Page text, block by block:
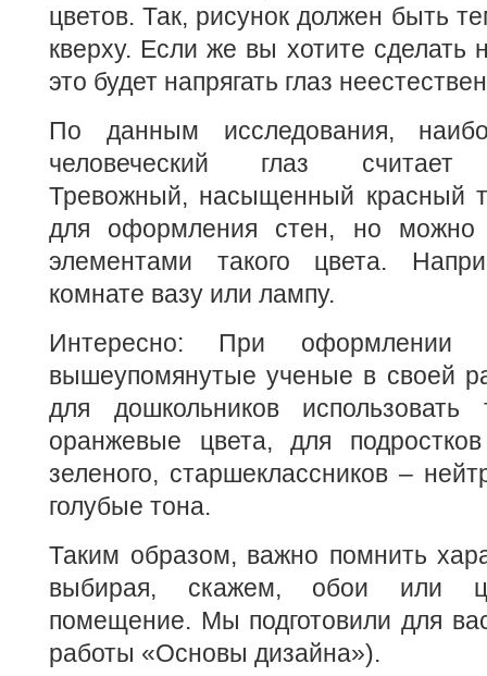
цветов. Так, рисунок должен быть
кверху. Если же вы хотите сделать
это будет напрягать глаз
По данным исследования,
человеческий глаз считает
Тревожный, насыщенный красный
для оформления стен, но можно
элементами такого цвета.
комнате вазу или лампу.
Интересно: При оформлении
вышеупомянутые ученые в своей
для дошкольников
оранжевые цвета, для
зеленого, старшеклассников –
голубые тона.
Таким образом, важно помнить
выбирая, скажем, обои или
помещение. Мы подготовили для
работы «Основы дизайна»).